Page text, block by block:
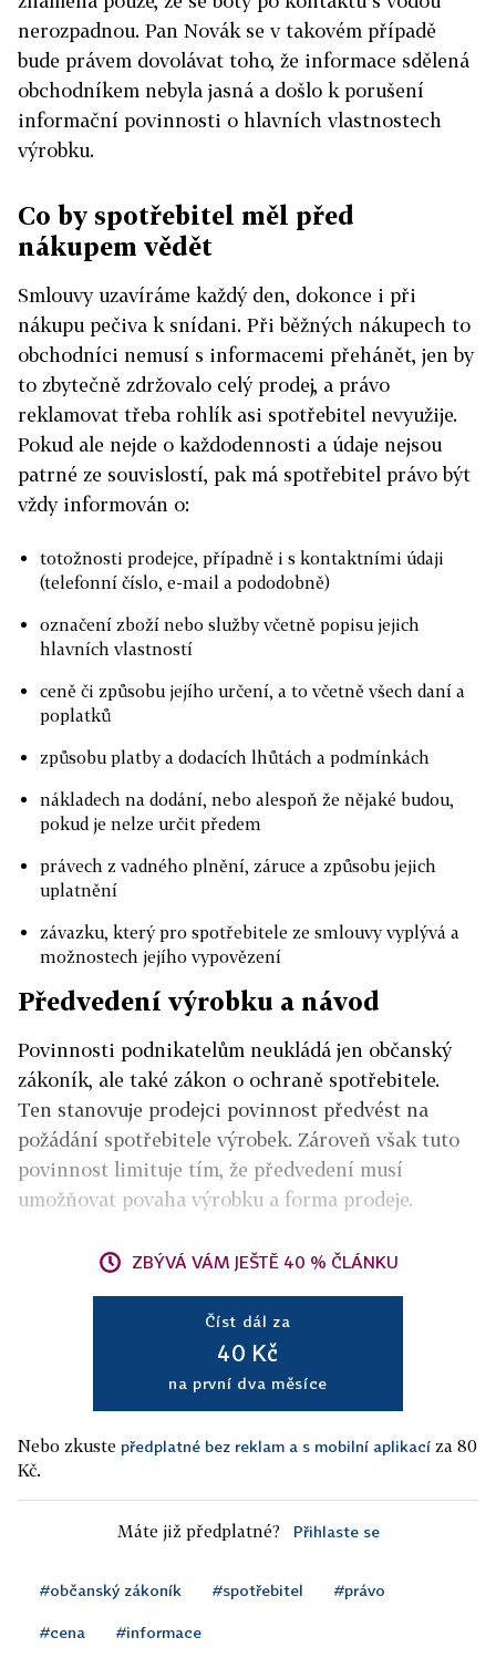
nerozpadnou. Pan Novák se v takovém případě
bude právem dovolávat toho, že informace sdělená
obchodníkem nebyla jasná a došlo k porušení
informační povinnosti o hlavních vlastnostech
výrobku.
Co by spotřebitel měl před
nákupem vědět
Smlouvy uzavíráme každý den, dokonce i při
nákupu pečiva k snídani. Při běžných nákupech to
obchodníci nemusí s informacemi přehánět, jen by
to zbytečně zdržovalo celý prodej, a právo
reklamovat třeba rohlík asi spotřebitel nevyužije.
Pokud ale nejde o každodennosti a údaje nejsou
patrné ze souvislostí, pak má spotřebitel právo být
vždy informován o:
totožnosti prodejce, případně i s kontaktními údaji
(telefonní číslo, e-mail a pododobně)
označení zboží nebo služby včetně popisu jejich
hlavních vlastností
ceně či způsobu jejího určení, a to včetně všech daní a
poplatků
způsobu platby a dodacích lhůtách a podmínkách
nákladech na dodání, nebo alespoň že nějaké budou,
pokud je nelze určit předem
právech z vadného plnění, záruce a způsobu jejich
uplatnění
závazku, který pro spotřebitele ze smlouvy vyplývá a
možnostech jejího vypovězení
Předvedení výrobku a návod
Povinnosti podnikatelům neukládá jen občanský
zákoník, ale také zákon o ochraně spotřebitele.
Ten stanovuje prodejci povinnost předvést na
požádání spotřebitele výrobek. Zároveň však tuto
povinnost limituje tím, že předvedení musí
umožňovat povaha výrobku a forma prodeje.
ZBÝVÁ VÁM JEŠTĚ 40 % ČLÁNKU
Číst dál za
40 Kč
na první dva měsíce
Nebo zkuste předplatné bez reklam a s mobilní aplikací za 80
Kč.
Máte již předplatné? Přihlaste se
#občanský zákoník #spotřebitel #právo
#cena #informace